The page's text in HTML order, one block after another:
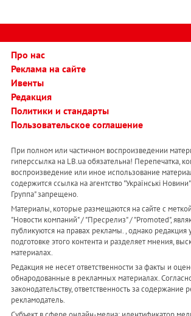
Про нас
Реклама на сайте
Ивенты
Редакция
Политики и стандарты
Пользовательское соглашение
При полном или частичном воспроизведении
гиперссылка на LB.ua обязательна! Перепечатка,
воспроизведение или иное использование
содержится ссылка на агентство "Українськi
Группа" запрещено.
Материалы, которые размещаются на сайте с
"Новости компаний" / "Пресрелиз" / "Promoted",
публикуются на правах рекламы. , однако редакция
подготовке этого контента и разделяет мнения,
материалах.
Редакция не несет ответственности за факты и
обнародованные в рекламных материалах.
законодательству, ответственность за содержание
рекламодатель.